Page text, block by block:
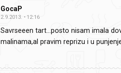
GocaP
2.9.2013. 12:16
Savrseeen tart...posto nisam imala
malinama,al pravim reprizu i u